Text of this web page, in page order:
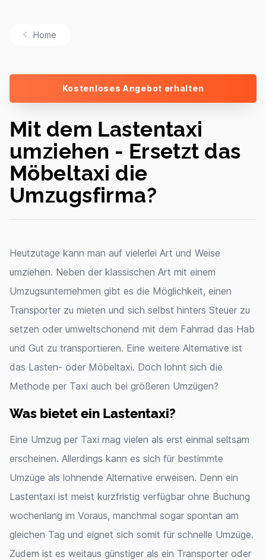
Home
Kostenloses Angebot erhalten
Mit dem Lastentaxi
umziehen - Ersetzt das
Möbeltaxi die
Umzugsfirma?
Heutzutage kann man auf vielerlei Art und Weise
umziehen. Neben der klassischen Art mit einem
Umzugsunternehmen gibt es die Möglichkeit, einen
Transporter zu mieten und sich selbst hinters Steuer zu
setzen oder umweltschonend mit dem Fahrrad das Hab
und Gut zu transportieren. Eine weitere Alternative ist
das Lasten- oder Möbeltaxi. Doch lohnt sich die
Methode per Taxi auch bei größeren Umzügen?
Was bietet ein Lastentaxi?
Eine Umzug per Taxi mag vielen als erst einmal seltsam
erscheinen. Allerdings kann es sich für bestimmte
Umzüge als lohnende Alternative erweisen. Denn ein
Lastentaxi ist meist kurzfristig verfügbar ohne Buchung
wochenlang im Voraus, manchmal sogar spontan am
gleichen Tag und eignet sich somit für schnelle Umzüge.
Zudem ist es weitaus günstiger als ein Transporter oder